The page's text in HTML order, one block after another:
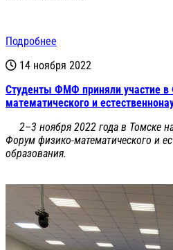
Подробнее
14 ноября 2022
Студенты ФМФ приняли участие
математического и
2–3 ноября 2022 года в Томске
Форум физико-математического и
образования.